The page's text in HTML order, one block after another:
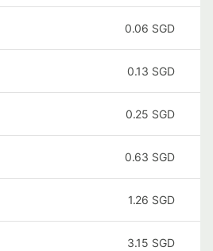
0.06 SGD
0.13 SGD
0.25 SGD
0.63 SGD
1.26 SGD
3.15 SGD